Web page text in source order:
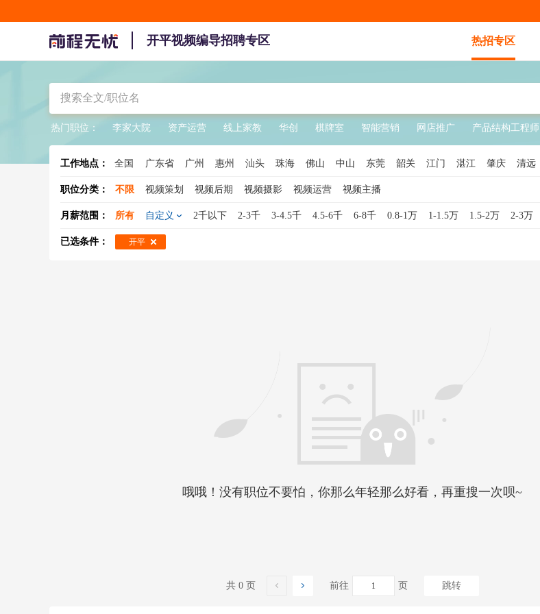
开平视频编导招聘专区 热招专区
热门职位： 李家大院 资产运营 线上家教 华创 棋牌室 智能营销 网店推广 产品结构工程师
工作地点： 全国 广东省 广州 惠州 汕头 珠海 佛山 中山 东莞 韶关 江门 湛江 肇庆 清远
职位分类： 不限 视频策划 视频后期 视频摄影 视频运营 视频主播
月薪范围： 所有 自定义 2千以下 2-3千 3-4.5千 4.5-6千 6-8千 0.8-1万 1-1.5万 1.5-2万 2-3万
已选条件： 开平
哦哦！没有职位不要怕，你那么年轻那么好看，再重搜一次呗~
共 0 页 前往 页 跳转